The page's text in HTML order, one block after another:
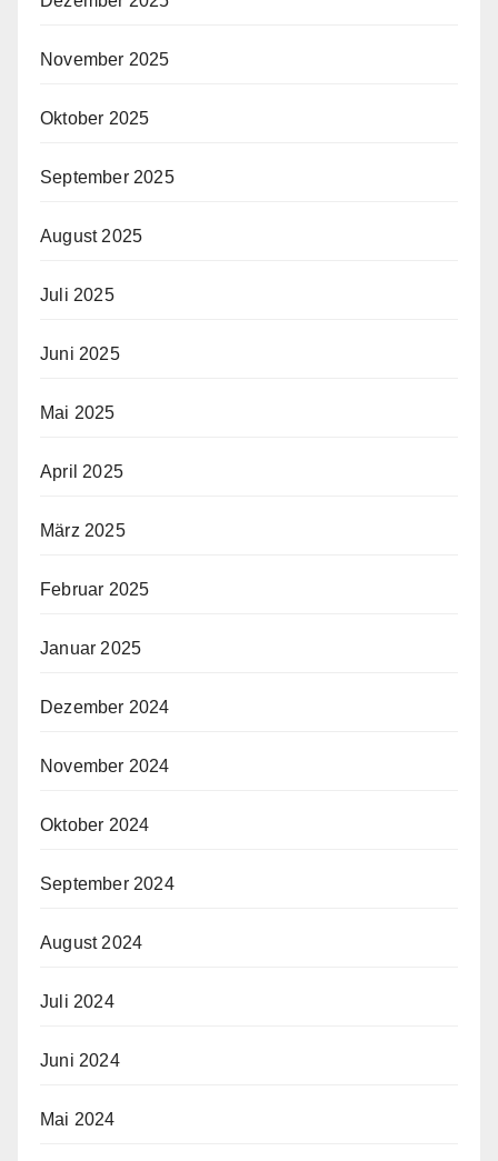
November 2025
Oktober 2025
September 2025
August 2025
Juli 2025
Juni 2025
Mai 2025
April 2025
März 2025
Februar 2025
Januar 2025
Dezember 2024
November 2024
Oktober 2024
September 2024
August 2024
Juli 2024
Juni 2024
Mai 2024